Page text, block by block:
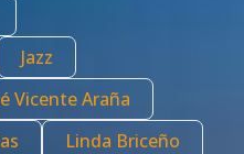
Jazz
Vicente Araña
Linda Briceño